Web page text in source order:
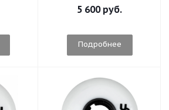
5 600 руб.
Подробнее